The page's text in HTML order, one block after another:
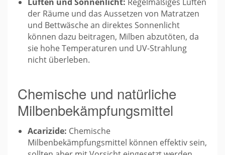
der Räume und das Aussetzen von Matratzen
und Bettwäsche an direktes Sonnenlicht
können dazu beitragen, Milben abzutöten, da
sie hohe Temperaturen und UV-Strahlung
nicht überleben.
Chemische und natürliche
Milbenbekämpfungsmittel
Acarizide: Chemische
Milbenbekämpfungsmittel können effektiv sein,